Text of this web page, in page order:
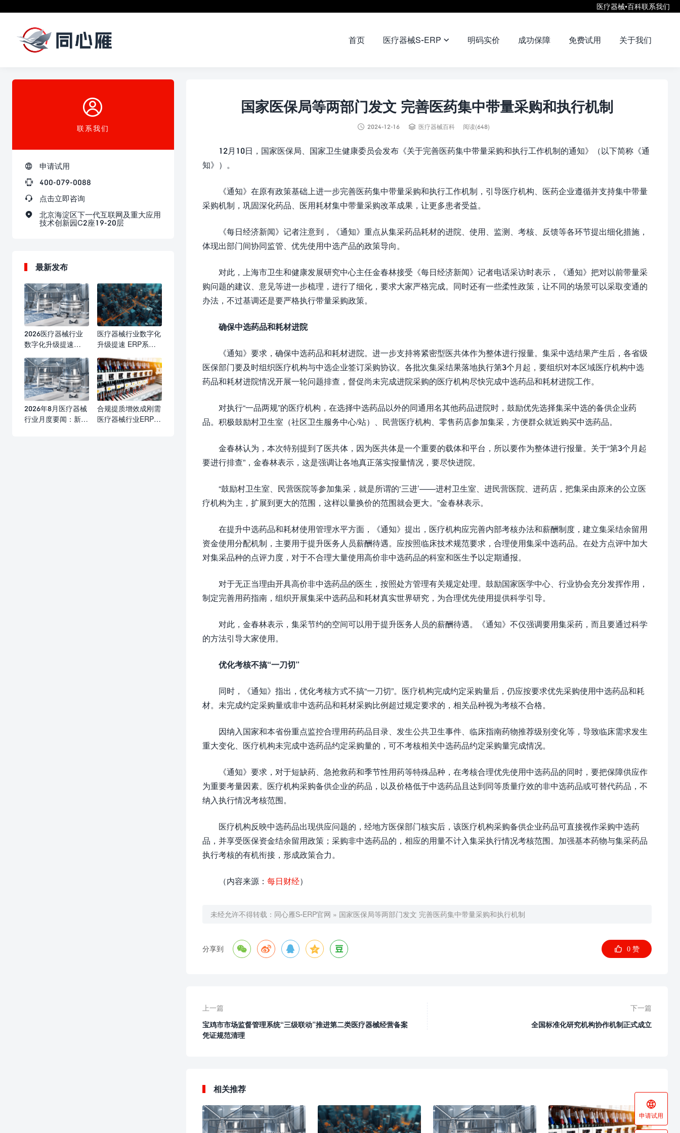
医疗器械•百科联系我们
首页 医疗器械S-ERP  明码实价 成功保障 免费试用 关于我们
国家医保局等两部门发文 完善医药集中带量采购和执行机制
 2024-12-16  医疗器械百科 阅读(648)
12月10日，国家医保局、国家卫生健康委员会发布《关于完善医药集中带量采购和执行工作机制的通知》（以下简称《通
知》）。
《通知》在原有政策基础上进一步完善医药集中带量采购和执行工作机制，引导医疗机构、医药企业遵循并支持集中带量
采购机制，巩固深化药品、医用耗材集中带量采购改革成果，让更多患者受益。
《每日经济新闻》记者注意到，《通知》重点从集采药品耗材的进院、使用、监测、考核、反馈等各环节提出细化措施，
体现出部门间协同监管、优先使用中选产品的政策导向。
对此，上海市卫生和健康发展研究中心主任金春林接受《每日经济新闻》记者电话采访时表示，《通知》把对以前带量采
购问题的建议、意见等进一步梳理，进行了细化，要求大家严格完成。同时还有一些柔性政策，让不同的场景可以采取变通的
办法，不过基调还是要严格执行带量采购政策。
确保中选药品和耗材进院
《通知》要求，确保中选药品和耗材进院。进一步支持将紧密型医共体作为整体进行报量。集采中选结果产生后，各省级
医保部门要及时组织医疗机构与中选企业签订采购协议。各批次集采结果落地执行第3个月起，要组织对本区域医疗机构中选
药品和耗材进院情况开展一轮问题排查，督促尚未完成进院采购的医疗机构尽快完成中选药品和耗材进院工作。
对执行“一品两规”的医疗机构，在选择中选药品以外的同通用名其他药品进院时，鼓励优先选择集采中选的备供企业药
品。积极鼓励村卫生室（社区卫生服务中心/站）、民营医疗机构、零售药店参加集采，方便群众就近购买中选药品。
金春林认为，本次特别提到了医共体，因为医共体是一个重要的载体和平台，所以要作为整体进行报量。关于“第3个月起
要进行排查”，金春林表示，这是强调让各地真正落实报量情况，要尽快进院。
“鼓励村卫生室、民营医院等参加集采，就是所谓的‘三进’——进村卫生室、进民营医院、进药店，把集采由原来的公立医
疗机构为主，扩展到更大的范围，这样以量换价的范围就会更大。”金春林表示。
在提升中选药品和耗材使用管理水平方面，《通知》提出，医疗机构应完善内部考核办法和薪酬制度，建立集采结余留用
资金使用分配机制，主要用于提升医务人员薪酬待遇。应按照临床技术规范要求，合理使用集采中选药品。在处方点评中加大
对集采品种的点评力度，对于不合理大量使用高价非中选药品的科室和医生予以定期通报。
对于无正当理由开具高价非中选药品的医生，按照处方管理有关规定处理。鼓励国家医学中心、行业协会充分发挥作用，
制定完善用药指南，组织开展集采中选药品和耗材真实世界研究，为合理优先使用提供科学引导。
对此，金春林表示，集采节约的空间可以用于提升医务人员的薪酬待遇。《通知》不仅强调要用集采药，而且要通过科学
的方法引导大家使用。
优化考核不搞“一刀切”
同时，《通知》指出，优化考核方式不搞“一刀切”。医疗机构完成约定采购量后，仍应按要求优先采购使用中选药品和耗
材。未完成约定采购量或非中选药品和耗材采购比例超过规定要求的，相关品种视为考核不合格。
因纳入国家和本省份重点监控合理用药药品目录、发生公共卫生事件、临床指南药物推荐级别变化等，导致临床需求发生
重大变化、医疗机构未完成中选药品约定采购量的，可不考核相关中选药品约定采购量完成情况。
《通知》要求，对于短缺药、急抢救药和季节性用药等特殊品种，在考核合理优先使用中选药品的同时，要把保障供应作
为重要考量因素。医疗机构采购备供企业的药品，以及价格低于中选药品且达到同等质量疗效的非中选药品或可替代药品，不
纳入执行情况考核范围。
医疗机构反映中选药品出现供应问题的，经地方医保部门核实后，该医疗机构采购备供企业药品可直接视作采购中选药
品，并享受医保资金结余留用政策；采购非中选药品的，相应的用量不计入集采执行情况考核范围。加强基本药物与集采药品
执行考核的有机衔接，形成政策合力。
（内容来源： 每日财经）
未经允许不得转载： 同心雁S-ERP官网 » 国家医保局等两部门发文 完善医药集中带量采购和执行机制
分享到       0 赞
上一篇
宝鸡市市场监督管理系统“三级联动”推进第二类医疗器械经营备案
凭证规范清理
下一篇
全国标准化研究机构协作机制正式成立
相关推荐

联系我们

申请试用

400-079-0088

点击立即咨询

北京海淀区下一代互联网及重大应用
技术创新园C2座19-20层
最新发布
2026医疗器械行业
数字化升级提速
管理核心标配
医疗器械行业数字化
升级提速 ERP系统
发展
2026年8月医疗器械
行业月度要闻：新规
合规提质增效成刚需
医疗器械行业ERP数

申请试用